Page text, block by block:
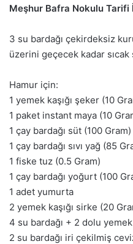
Meşhur Bafra Nokulu Tarifi
3 su bardağı çekirdeksiz
üzerini geçecek kadar sıcak
Hamur için:
1 yemek kaşığı şeker (10
1 paket instant maya (10
1 çay bardağı süt (100 Gram)
1 çay bardağı sıvı yağ (85
1 fiske tuz (0.5 Gram)
1 çay bardağı yoğurt (100
1 adet yumurta
2 yemek kaşığı sirke (20
4 su bardağı + 2 dolu
2 su bardağı iri çekilmiş